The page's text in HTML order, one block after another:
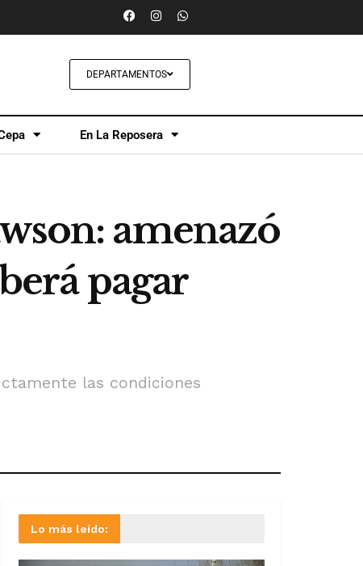
DEPARTAMENTOS
En La Reposera
amenazó
pagar
las condiciones
Lo más leído: